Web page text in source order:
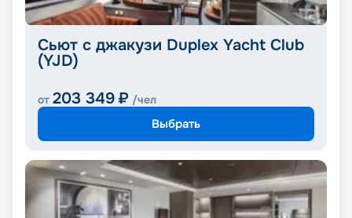
Сьют с джакузи Duplex Yacht Club
(YJD)
от 203 349 ₽ /чел
Выбрать